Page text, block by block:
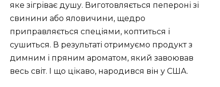
яке зігріває душу. Виготовляється пепероні зі
свинини або яловичини, щедро
приправляється спеціями, коптиться і
сушиться. В результаті отримуємо продукт з
димним і пряним ароматом, який завоював
весь світ. І що цікаво, народився він у США.